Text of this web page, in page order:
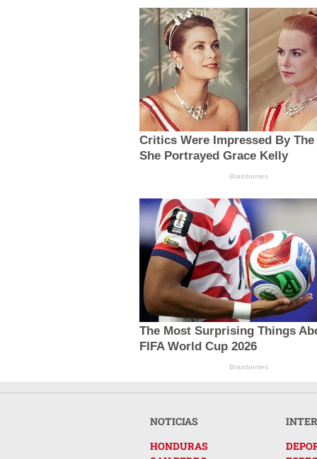
Critics Were Impressed By The
She Portrayed Grace Kelly
Brainberries
The Most Surprising Things
FIFA World Cup 2026
Brainberries
NOTICIAS
HONDURAS